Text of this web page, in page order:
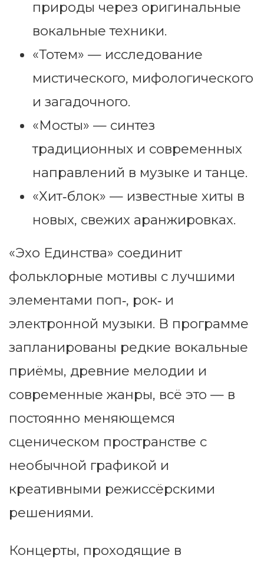
природы через оригинальные
вокальные техники.
«Тотем» — исследование
мистического, мифологического
и загадочного.
«Мосты» — синтез
традиционных и современных
направлений в музыке и танце.
«Хит‑блок» — известные хиты в
новых, свежих аранжировках.
«Эхо Единства» соединит
фольклорные мотивы с лучшими
элементами поп‑, рок‑ и
электронной музыки. В программе
запланированы редкие вокальные
приёмы, древние мелодии и
современные жанры, всё это — в
постоянно меняющемся
сценическом пространстве с
необычной графикой и
креативными режиссёрскими
решениями.
Концерты, проходящие в